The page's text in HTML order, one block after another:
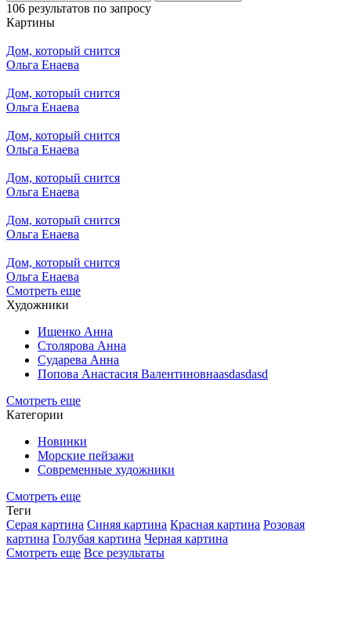
106 результатов по запросу
Картины
Дом, который снится
Ольга Енаева
Дом, который снится
Ольга Енаева
Дом, который снится
Ольга Енаева
Дом, который снится
Ольга Енаева
Дом, который снится
Ольга Енаева
Дом, который снится
Ольга Енаева
Смотреть еще
Художники
Ищенко Анна
Столярова Анна
Сударева Анна
Попова Анастасия Валентиновнаasdasdasd
Смотреть еще
Категории
Новинки
Морские пейзажи
Современные художники
Смотреть еще
Теги
Серая картина Синяя картина Красная картина Розовая
картина Голубая картина Черная картина
Смотреть еще Все результаты